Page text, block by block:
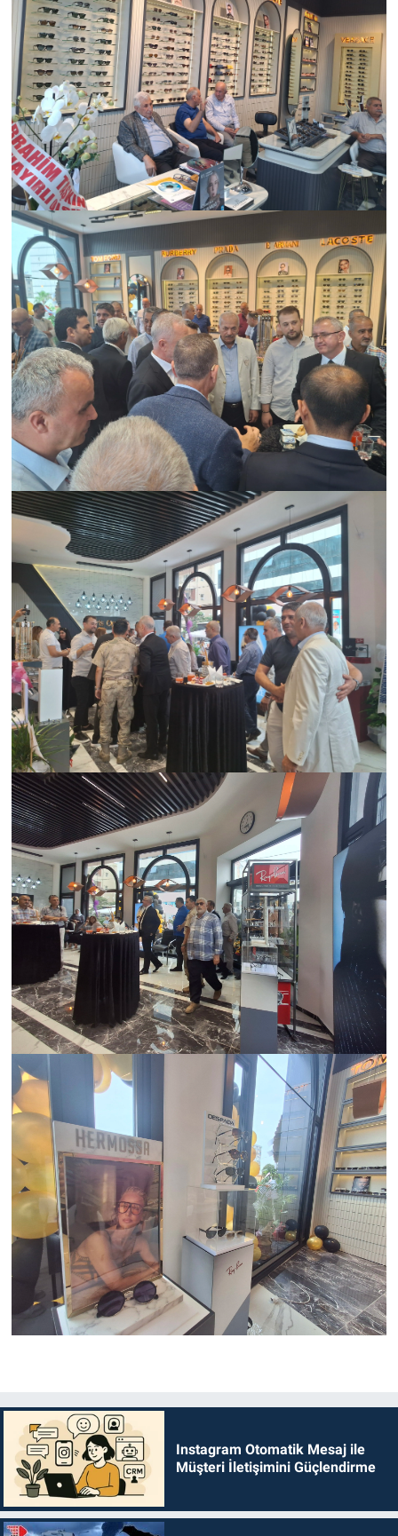
Instagram Otomatik Mesaj ile
Müşteri İletişimini Güçlendirme